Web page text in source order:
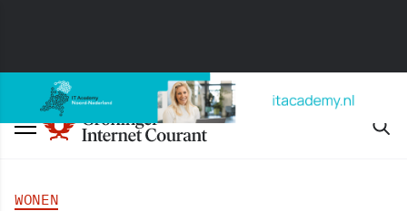
WONEN